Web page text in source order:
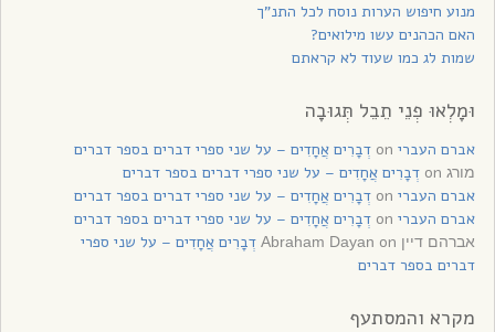
מנוע חיפוש הערות נוסח לכל התנ”ך
האם הכהנים עשו מילואים?
שמות לג כמו שעוד לא קראתם
וּמָלְאוּ פְנֵי תֵבֵל תְּגוּבָה
אברם העברי דְבָרִים אֲחָדִים – על שני ספרי דברים בספר דברים
מורג
דְבָרִים אֲחָדִים – על שני ספרי דברים בספר דברים
אברם העברי
דְבָרִים אֲחָדִים – על שני ספרי דברים בספר דברים
אברם העברי
דְבָרִים אֲחָדִים – על שני ספרי דברים בספר דברים
אברהם דיין Abraham Dayan on
דְבָרִים אֲחָדִים – על שני ספרי
דברים בספר דברים
מקרא והמסתעף